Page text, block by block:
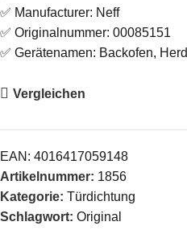
✅ Manufacturer: Neff
✅ Originalnummer: 00085151
✅ Gerätenamen: Backofen, Herd
Vergleichen
EAN: 4016417059148
Artikelnummer: 1856
Kategorie: Türdichtung
Schlagwort: Original